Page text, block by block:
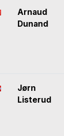
Arnaud
Dunand
Jørn
Listerud